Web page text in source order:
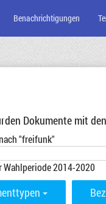
Benachrichtigungen
Dokumente mit
"freifunk"
Wahlperiode 2014-2020